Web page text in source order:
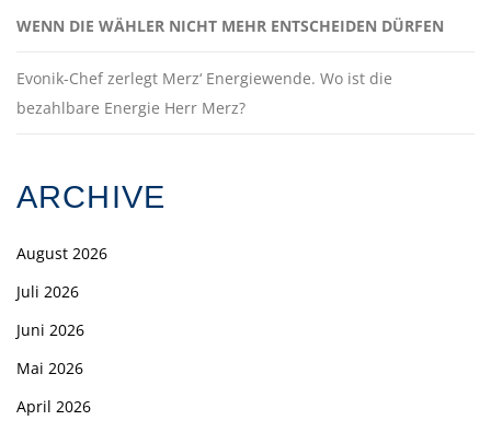
WENN DIE WÄHLER NICHT MEHR ENTSCHEIDEN DÜRFEN
Evonik-Chef zerlegt Merz‘ Energiewende. Wo ist die
bezahlbare Energie Herr Merz?
ARCHIVE
August 2026
Juli 2026
Juni 2026
Mai 2026
April 2026